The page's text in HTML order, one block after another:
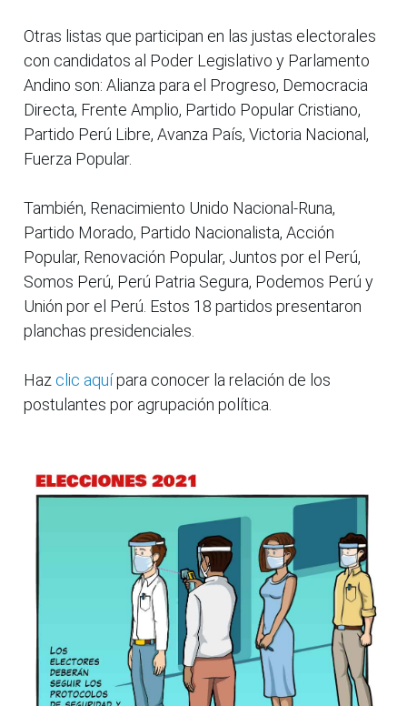
Otras listas que participan en las justas electorales
con candidatos al Poder Legislativo y Parlamento
Andino son: Alianza para el Progreso, Democracia
Directa, Frente Amplio, Partido Popular Cristiano,
Partido Perú Libre, Avanza País, Victoria Nacional,
Fuerza Popular.
También, Renacimiento Unido Nacional-Runa,
Partido Morado, Partido Nacionalista, Acción
Popular, Renovación Popular, Juntos por el Perú,
Somos Perú, Perú Patria Segura, Podemos Perú y
Unión por el Perú. Estos 18 partidos presentaron
planchas presidenciales.
Haz clic aquípara conocer la relación de los
postulantes por agrupación política.